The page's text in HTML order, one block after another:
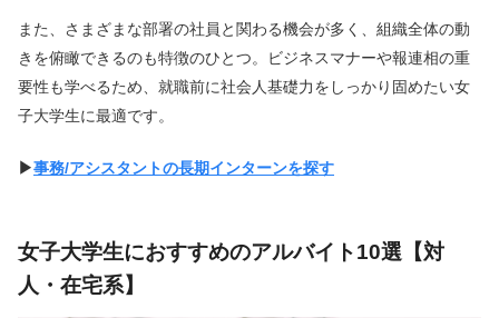
また、さまざまな部署の社員と関わる機会が多く、組織全体の動
きを俯瞰できるのも特徴のひとつ。ビジネスマナーや報連相の重
要性も学べるため、就職前に社会人基礎力をしっかり固めたい女
子大学生に最適です。
▶︎事務/アシスタントの長期インターンを探す
女子大学生におすすめのアルバイト10選【対
人・在宅系】